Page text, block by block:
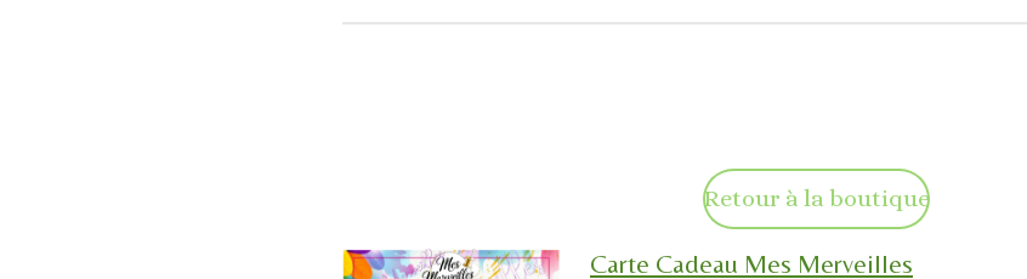
Retour à la boutique
Carte Cadeau Mes Merveilles